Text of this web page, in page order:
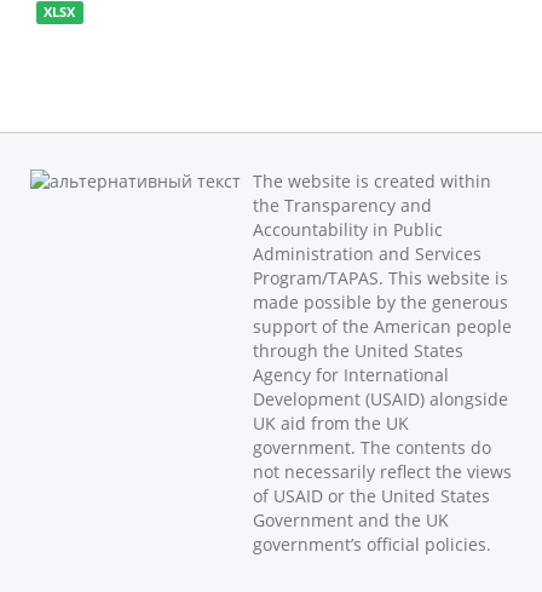
XLSX
The website is created within
the Transparency and
Accountability in Public
Administration and Services
Program/TAPAS. This website is
made possible by the generous
support of the American people
through the United States
Agency for International
Development (USAID) alongside
UK aid from the UK
government. The contents do
not necessarily reflect the views
of USAID or the United States
Government and the UK
government’s official policies.